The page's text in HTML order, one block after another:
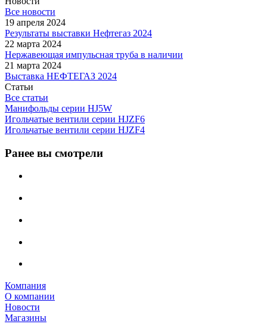
Все новости
19 апреля 2024
Результаты выставки Нефтегаз 2024
22 марта 2024
Нержавеющая импульсная труба в наличии
21 марта 2024
Выставка НЕФТЕГАЗ 2024
Статьи
Все статьи
Манифольды серии HJ5W
Игольчатые вентили серии HJZF6
Игольчатые вентили серии HJZF4
Ранее вы смотрели
Компания
О компании
Новости
Магазины